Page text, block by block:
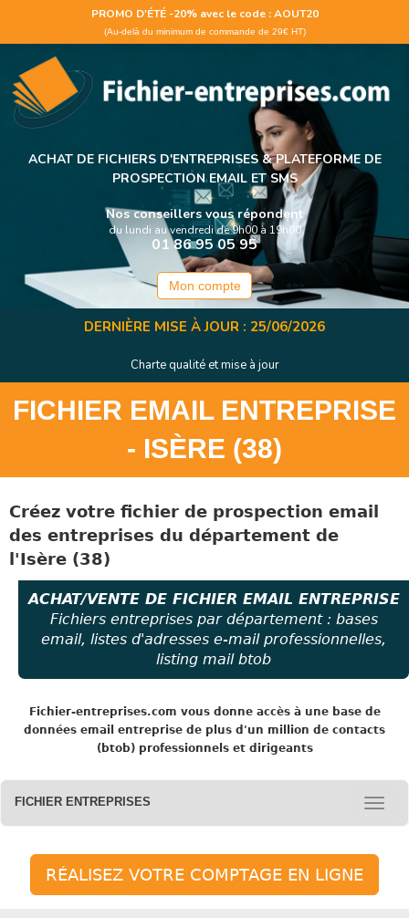
Panneau de gestion des cookies
PROMO D'ÉTÉ -20% avec le code : AOUT20
(Au-delà du minimum de commande de 29€ HT)
ACHAT DE FICHIERS D'ENTREPRISES &PLATEFORME DE
PROSPECTION EMAIL ET SMS
Nos conseillers vous répondent
du lundi au vendredi de 9h00 à 19h00
01 86 95 05 95
Mon compte
DERNIÈRE MISE À JOUR : 25/06/2026
Charte qualité et mise à jour
FICHIER EMAIL ENTREPRISE
- ISÈRE (38)
Créez votre fichier de prospection email
des entreprises du département de
l'Isère (38)
ACHAT/VENTE DE FICHIER EMAIL ENTREPRISE
Fichiers entreprises par département : bases
email, listes d'adresses e-mail professionnelles,
listing mail btob
Fichier-entreprises.com vous donne accès à une base de
données email entreprise de plus d'un million de contacts
(btob) professionnels et dirigeants
FICHIER ENTREPRISES
RÉALISEZ VOTRE COMPTAGE EN LIGNE